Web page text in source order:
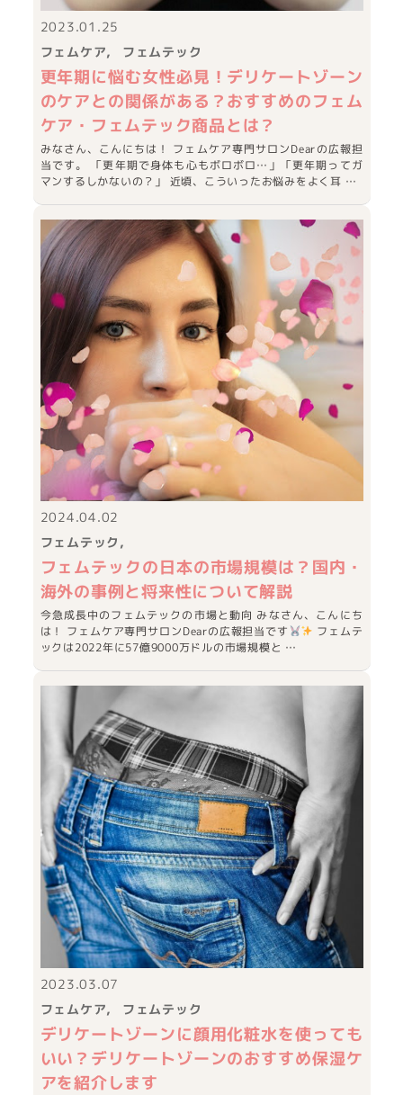
2023.01.25
フェムケア
フェムテック
更年期に悩む女性必見！デリケートゾーン
のケアとの関係がある？おすすめのフェム
ケア・フェムテック商品とは？
みなさん、こんにちは！ フェムケア専門サロンDearの広報担
当です。 「更年期で身体も心もボロボロ…」「更年期ってガ
マンするしかないの？」 近頃、こういったお悩みをよく耳 …
2024.04.02
フェムテック
フェムテックの日本の市場規模は？国内・
海外の事例と将来性について解説
今急成長中のフェムテックの市場と動向 みなさん、こんにち
は！ フェムケア専門サロンDearの広報担当です
フェムテ
ックは2022年に57億9000万ドルの市場規模と …
2023.03.07
フェムケア
フェムテック
デリケートゾーンに顔用化粧水を使っても
いい？デリケートゾーンのおすすめ保湿ケ
アを紹介します